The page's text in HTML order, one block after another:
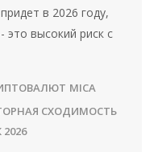
в 2026 году,
высокий риск с
MICA
СХОДИМОСТЬ